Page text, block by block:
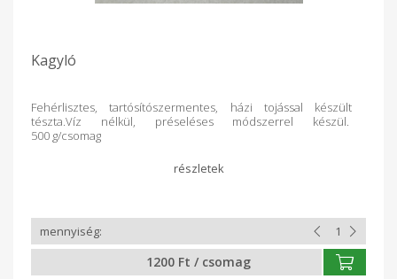
Kagyló
Fehérlisztes, tartósítószermentes, házi tojással készült
tészta.Víz nélkül, préseléses módszerrel készül.
500 g/csomag
1200 Ft / csomag